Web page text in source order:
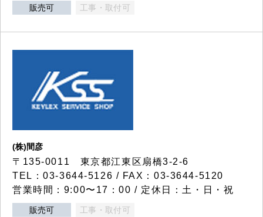
販売可 工事・取付可
(株)間彦
〒135-0011 東京都江東区扇橋3-2-6
TEL：03-3644-5126 / FAX：03-3644-5120
営業時間：9:00〜17：00 / 定休日：土・日・祝
販売可 工事・取付可